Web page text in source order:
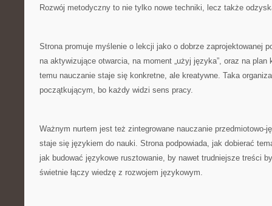
Rozwój metodyczny to nie tylko nowe techniki, lecz także
Strona promuje myślenie o lekcji jako o dobrze zaprojektowanej
na aktywizujące otwarcia, na moment „użyj języka”, oraz na plan
temu nauczanie staje się konkretne, ale kreatywne. Taka
początkującym, bo każdy widzi sens pracy.
Ważnym nurtem jest też zintegrowane nauczanie przedmiotowo-
staje się językiem do nauki. Strona podpowiada, jak dobierać
jak budować językowe rusztowanie, by nawet trudniejsze treści
świetnie łączy wiedzę z rozwojem językowym.